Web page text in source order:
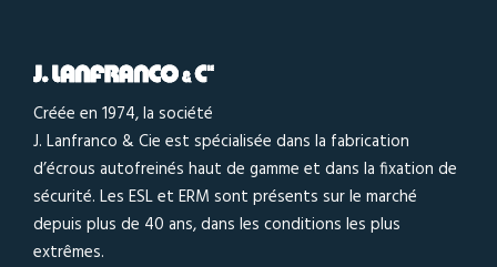
Créée en 1974, la société
J. Lanfranco & Cie est spécialisée dans la fabrication
d’écrous autofreinés haut de gamme et dans la fixation de
sécurité. Les ESL et ERM sont présents sur le marché
depuis plus de 40 ans, dans les conditions les plus
extrêmes.